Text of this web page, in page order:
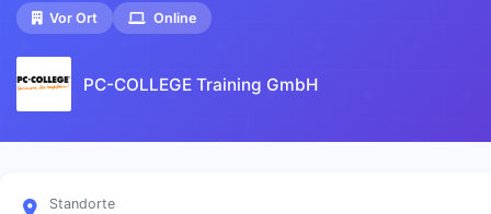
Vor Ort Online
PC-COLLEGE Training GmbH
Standorte